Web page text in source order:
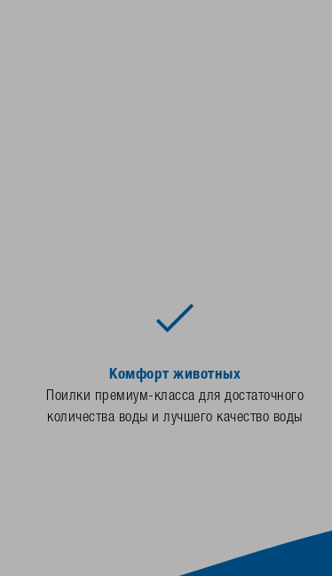
Комфорт животных
Поилки премиум-класса для достаточного
количества воды и лучшего качество воды